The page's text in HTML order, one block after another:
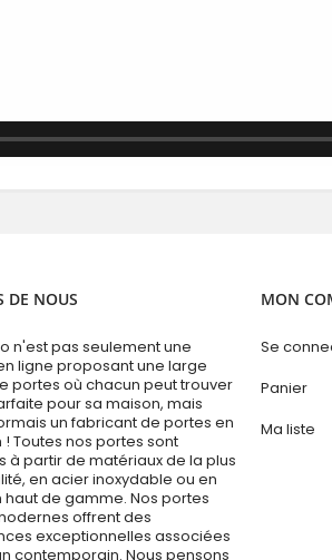
DE NOUS
n'est pas seulement une
ligne proposant une large
portes où chacun peut trouver
pour sa maison, mais
un fabricant de portes en
Toutes nos portes sont
à partir de matériaux de la plus
en acier inoxydable ou en
haut de gamme. Nos portes
offrent des
exceptionnelles associées
contemporain. Nous pensons
MON
Se
Panier
Ma liste